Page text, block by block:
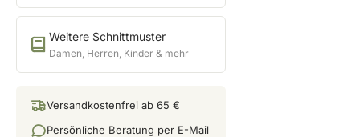
Weitere Schnittmuster
Damen, Herren, Kinder & mehr
Versandkostenfrei ab 65 €
Persönliche Beratung per E-Mail